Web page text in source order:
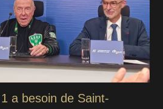
a besoin de Saint-